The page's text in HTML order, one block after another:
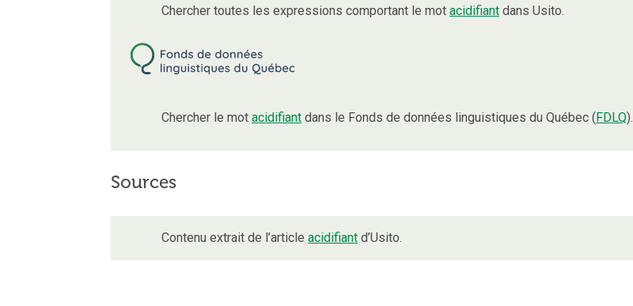
Chercher toutes les expressions comportant le mot acidifiant dans Usito.
Chercher le mot acidifiant dans le Fonds de données linguistiques du Québec (FDLQ).
Sources
Contenu extrait de l’article acidifiant d’Usito.